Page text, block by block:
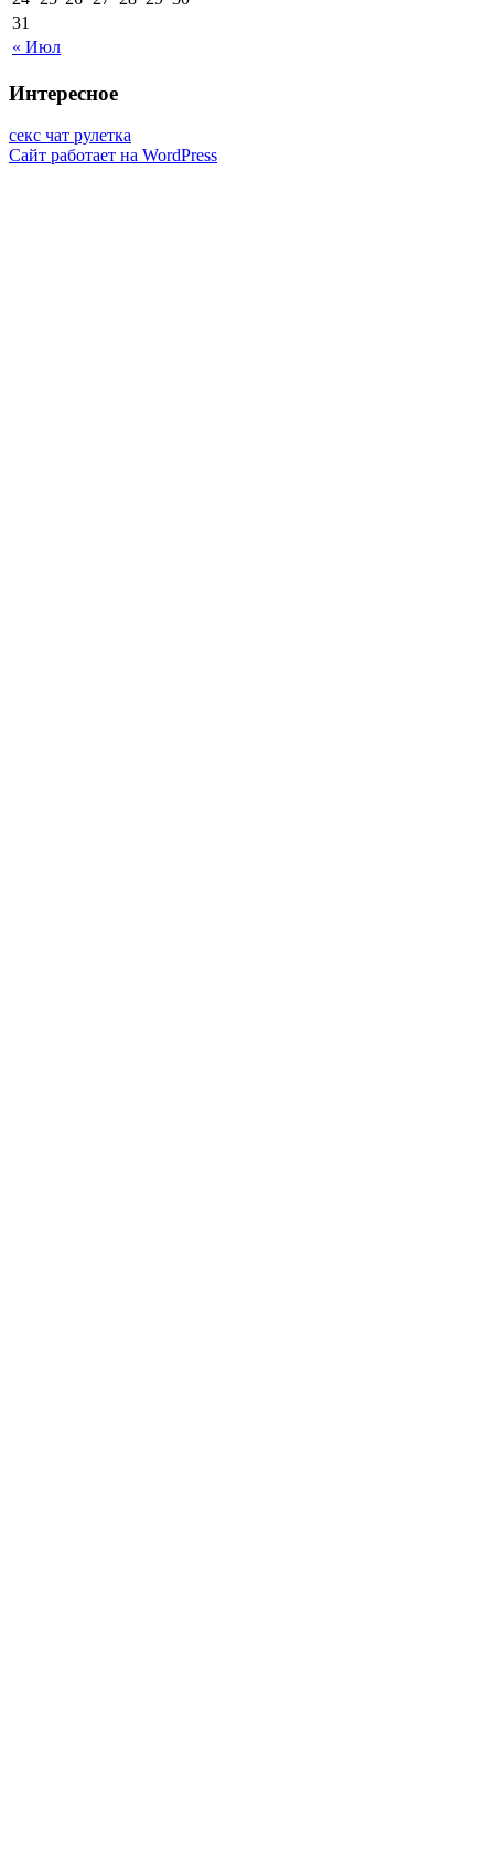
« Июл
31
Интересное
секс чат рулетка
Сайт работает на WordPress